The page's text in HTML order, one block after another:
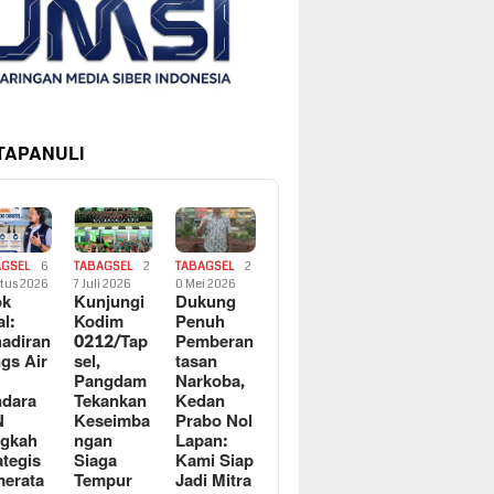
6
2026
Air
TABAGSEL
2
7 Juli 2026
Kunjungi
Kodim
0212/Tap
sel,
Pangdam
Tekankan
Keseimba
ngan
Siaga
Tempur
TABAGSEL
2
0 Mei 2026
Dukung
Penuh
Pemberan
tasan
Narkoba,
Kedan
Prabo Nol
Lapan:
Kami Siap
Jadi Mitra